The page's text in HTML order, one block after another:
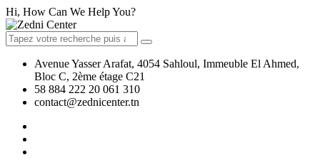
Hi, How Can We Help You?
Avenue Yasser Arafat, 4054 Sahloul, Immeuble El Ahmed,
Bloc C, 2ème étage C21
58 884 222 20 061 310
contact@zednicenter.tn